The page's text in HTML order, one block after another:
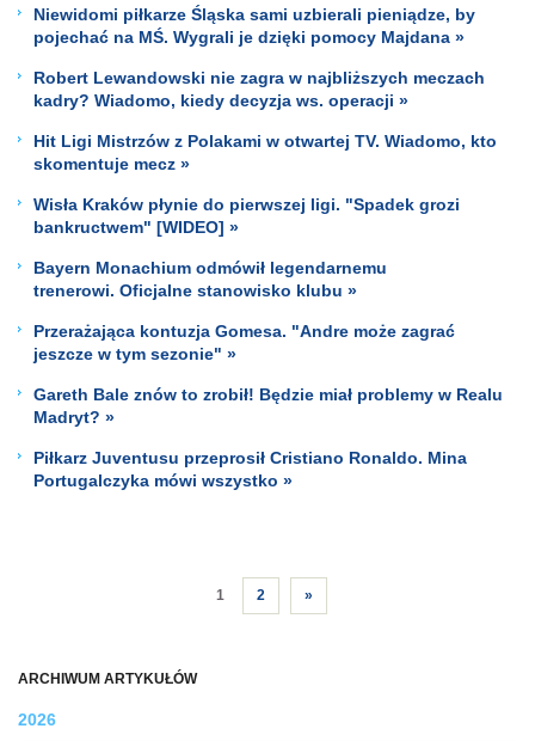
ARCHIWUM ARTYKUŁÓW
2026
Niewidomi piłkarze Śląska sami uzbierali pieniądze, by
pojechać na MŚ. Wygrali je dzięki pomocy Majdana »
Robert Lewandowski nie zagra w najbliższych meczach
kadry? Wiadomo, kiedy decyzja ws. operacji »
Hit Ligi Mistrzów z Polakami w otwartej TV. Wiadomo, kto
skomentuje mecz »
Wisła Kraków płynie do pierwszej ligi. "Spadek grozi
bankructwem" [WIDEO] »
Bayern Monachium odmówił legendarnemu
trenerowi. Oficjalne stanowisko klubu »
Przerażająca kontuzja Gomesa. "Andre może zagrać
jeszcze w tym sezonie" »
Gareth Bale znów to zrobił! Będzie miał problemy w Realu
Madryt? »
Piłkarz Juventusu przeprosił Cristiano Ronaldo. Mina
Portugalczyka mówi wszystko »
1 2 »